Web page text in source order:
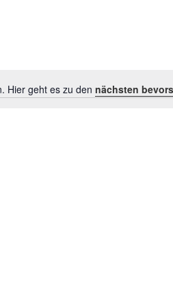
Hinweis
Hier geht es zu den nächsten